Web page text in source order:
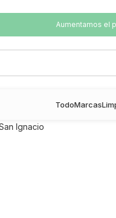
Aumentamos el
TodoMarcas